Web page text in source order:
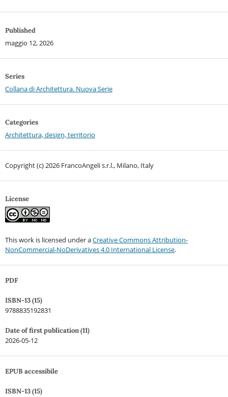
Published
maggio 12, 2026
Series
Collana di Architettura. Nuova Serie
Categories
Architettura, design, territorio
Copyright (c) 2026 FrancoAngeli s.r.l., Milano, Italy
License
This work is licensed under aCreative Commons Attribution-
NonCommercial-NoDerivatives 4.0 International License.
PDF
ISBN-13 (15)
9788835192831
Date of first publication (11)
2026-05-12
EPUB accessibile
ISBN-13 (15)